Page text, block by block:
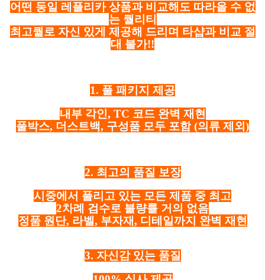
어떤 동일 레플리카 상품과 비교해도 따라올 수 없
는 퀄리티
최고퀄로 자신 있게 제공해 드리며 타샵과 비교 절
대 불가!!
1. 풀 패키지 제공
내부 각인, TC 코드 완벽 재현
풀박스, 더스트백, 구성품 모두 포함 (의류 제외)
2. 최고의 품질 보장
시중에서 풀리고 있는 모든 제품 중 최고
2차례 검수로 불량률 거의 없음
정품 원단, 라벨, 부자재, 디테일까지 완벽 재현
3. 자신감 있는 품질